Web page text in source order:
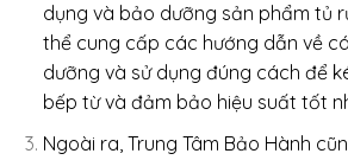
dụng và bảo dưỡng sản phẩm tủ
thể cung cấp các hướng dẫn về
dưỡng và sử dụng đúng cách để
bếp từ và đảm bảo hiệu suất tốt
Ngoài ra, Trung Tâm Bảo Hành